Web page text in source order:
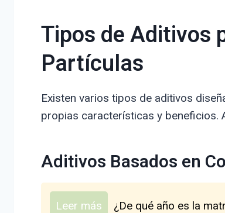
Tipos de Aditivos
Partículas
Existen varios tipos de aditivos
propias características y beneficios.
Aditivos Basados en
Leer más ¿De qué año es la